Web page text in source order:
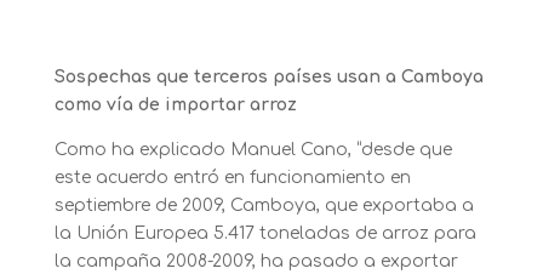
Sospechas que terceros países usan a Camboya
como vía de importar arroz
Como ha explicado Manuel Cano, “desde que
este acuerdo entró en funcionamiento en
septiembre de 2009, Camboya, que exportaba a
la Unión Europea 5.417 toneladas de arroz para
la campaña 2008-2009, ha pasado a exportar